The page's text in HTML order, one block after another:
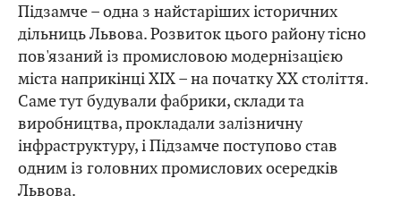
Підзамче – одна з найстаріших історичних
дільниць Львова. Розвиток цього району тісно
пов'язаний із промисловою модернізацією
міста наприкінці XIX – на початку XX століття.
Саме тут будували фабрики, склади та
виробництва, прокладали залізничну
інфраструктуру, і Підзамче поступово став
одним із головних промислових осередків
Львова.